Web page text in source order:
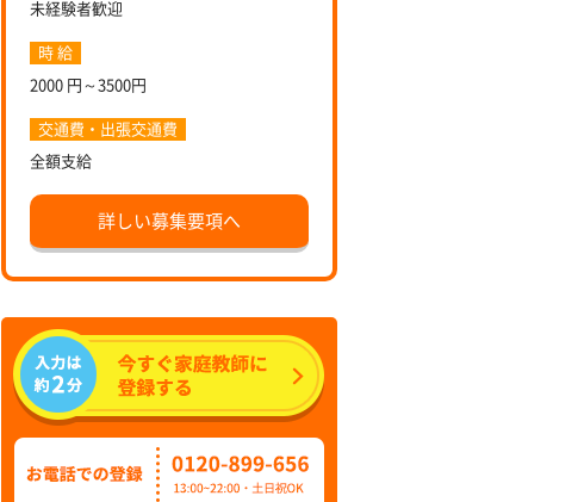
未経験者歓迎
時 給
2000 円～3500円
交通費・出張交通費
全額支給
詳しい募集要項へ